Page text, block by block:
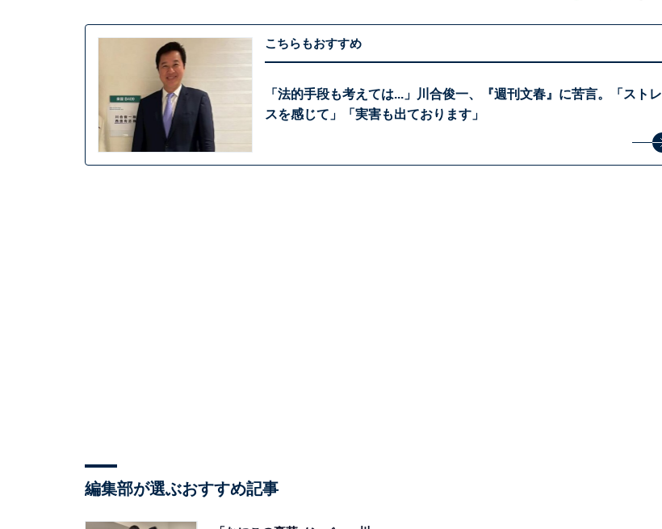
こちらもおすすめ
「法的手段も考えては...」川合俊一、『週刊文春』に苦言。「ストレ
スを感じて」「実害も出ております」
編集部が選ぶおすすめ記事